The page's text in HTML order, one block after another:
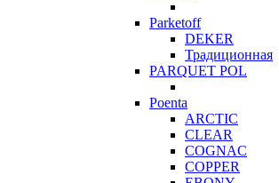
Parketoff
DEKER
Традиционная
PARQUET POL
Poenta
ARCTIC
CLEAR
COGNAC
COPPER